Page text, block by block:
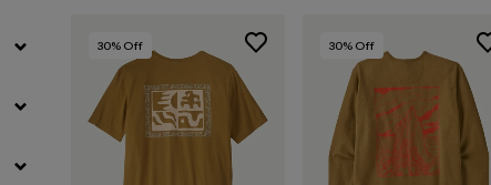
30% Off 30% Off